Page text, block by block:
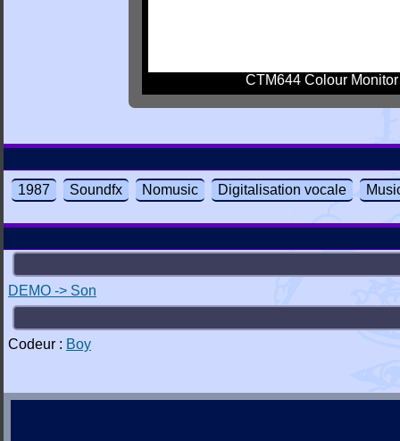
CTM644 Colour Monitor
1987 Soundfx Nomusic Digitalisation vocale
DEMO -> Son
Codeur : Boy